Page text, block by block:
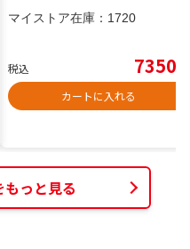
マイストア在庫： 1720
税込 7350
カートに入れる
っと見る